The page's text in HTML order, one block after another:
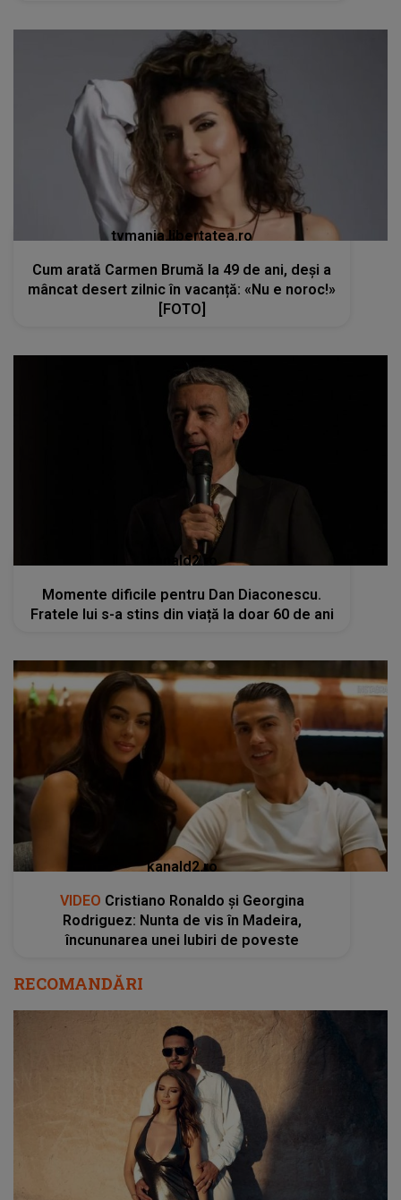
tvmania.libertatea.ro
Cum arată Carmen Brumă la 49 de ani, deși a
mâncat desert zilnic în vacanță: «Nu e noroc!»
[FOTO]
kanald2.ro
Momente dificile pentru Dan Diaconescu.
Fratele lui s-a stins din viață la doar 60 de ani
kanald2.ro
VIDEO Cristiano Ronaldo și Georgina
Rodriguez: Nunta de vis în Madeira,
încununarea unei Iubiri de poveste
RECOMANDĂRI